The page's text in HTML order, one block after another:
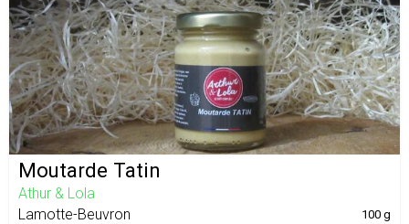
Moutarde Tatin
Athur & Lola
Lamotte-Beuvron
100 g